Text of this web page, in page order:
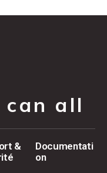
&
Documentati
on